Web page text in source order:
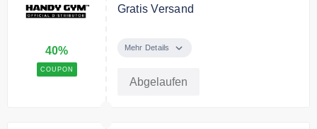
40%
COUPON
Gratis Versand
Deine gesamte Bestellung + Gratis
Mehr Details
Abgelaufen